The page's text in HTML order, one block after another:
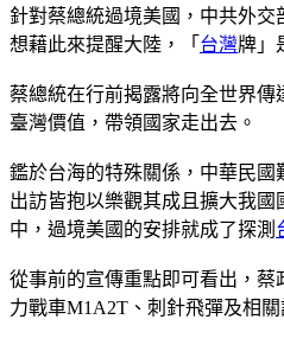
針對蔡總統過境美國，中共外
想藉此來提醒大陸，「 台灣牌」
蔡總統在行前揭露將向全世界
臺灣價值，帶領國家走出去。
鑑於台海的特殊關係，中華民
出訪皆抱以樂觀其成且擴大我
中，過境美國的安排就成了探測
從事前的宣傳重點即可看出，
力戰車M1A2T、刺針飛彈及相